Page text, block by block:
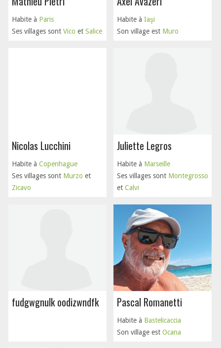
Habite à Paris
Ses villages sont Vico et Salice
Habite à Iaşi
Son village est Muro
Nicolas Lucchini
Habite à Copenhague
Ses villages sont Murzo et
Zicavo
Juliette Legros
Habite à Marseille
Ses villages sont Montegrosso
et Calvi
fudgwgnulk oodizwndfk Pascal Romanetti
Habite à Bastelicaccia
Son village est Ocana